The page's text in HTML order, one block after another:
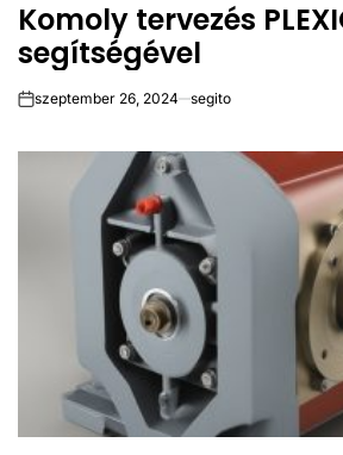
IN
Komoly tervezés
segítségével
onszeptember 26, 2024 segito